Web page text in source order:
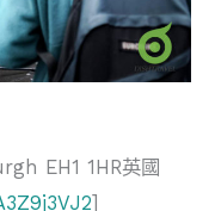
EH1 1HR英國
]